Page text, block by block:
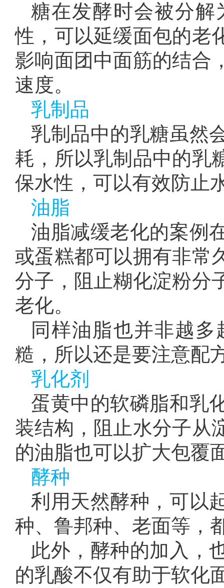
糖在发酵时会被分
性，可以延缓面包的老
影响面团中面筋的结合
速度。
乳制品
乳制品中的乳糖虽然
耗，所以乳制品中的乳
保水性，可以有效防止
油脂
油脂减缓老化的案例
或蛋糕都可以拥有非常
分子，阻止糊化淀粉分
老化。
同样油脂也并非越
糙，所以还是要注意配
乳化剂
蛋黄中的软磷脂和乳
装结构，阻止水分子从
的油脂也可以扩大包覆
酵种
利用天然酵种，可以
种、鲁邦种、老面等，
此外，酵种的加入，
的乳酸不仅有助于软化